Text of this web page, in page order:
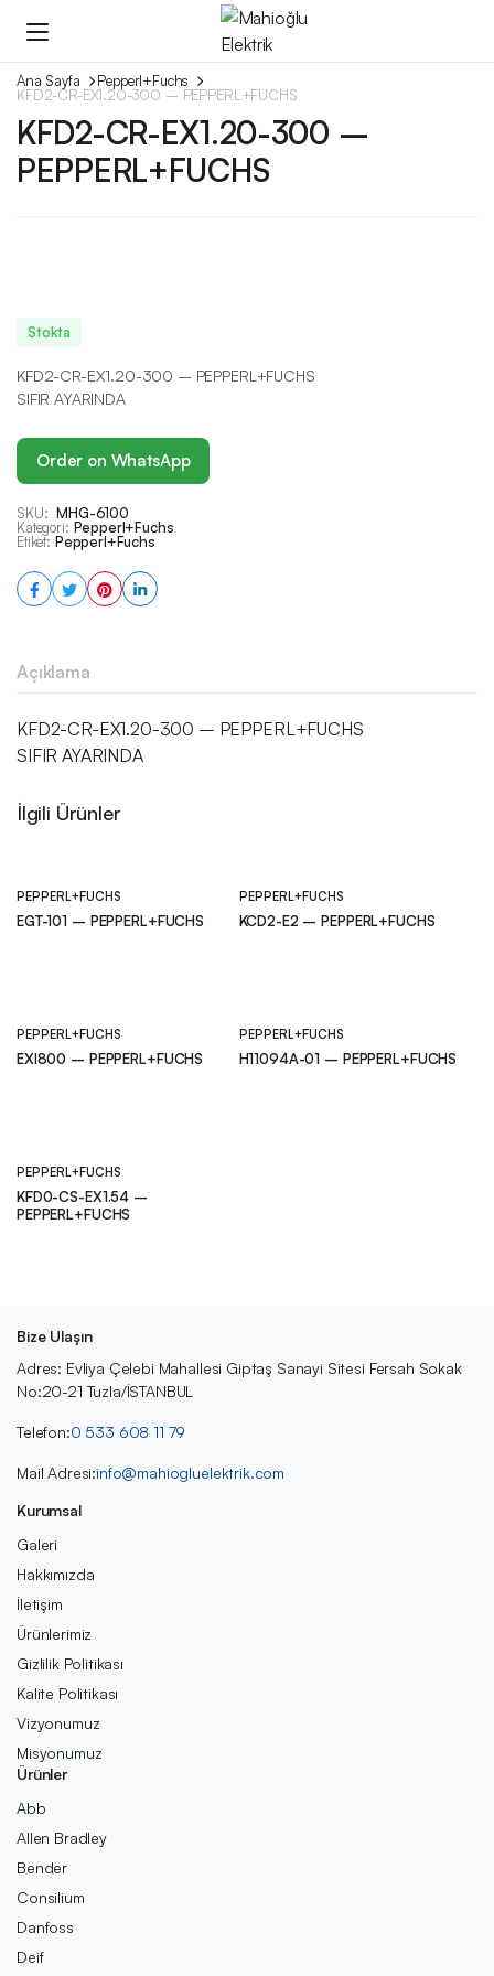
Ana Sayfa
Pepperl+Fuchs
KFD2-CR-EX1.20-300 – PEPPERL+FUCHS
KFD2-CR-EX1.20-300 –
PEPPERL+FUCHS
Stokta
KFD2-CR-EX1.20-300 – PEPPERL+FUCHS
SIFIR AYARINDA
Order on WhatsApp
SKU: MHG-6100
Kategori: Pepperl+Fuchs
Etiket: Pepperl+Fuchs
Açıklama
KFD2-CR-EX1.20-300 – PEPPERL+FUCHS
SIFIR AYARINDA
İlgili Ürünler
PEPPERL+FUCHS
EGT-101 – PEPPERL+FUCHS
PEPPERL+FUCHS
KCD2-E2 – PEPPERL+FUCHS
PEPPERL+FUCHS
EXI800 – PEPPERL+FUCHS
PEPPERL+FUCHS
H11094A-01 – PEPPERL+FUCHS
PEPPERL+FUCHS
KFD0-CS-EX1.54 –
PEPPERL+FUCHS
Bize Ulaşın
Adres: Evliya Çelebi Mahallesi Giptaş Sanayi Sitesi Fersah Sokak
No:20-21 Tuzla/İSTANBUL
Telefon:0 533 608 11 79
Mail Adresi:info@mahiogluelektrik.com
Kurumsal
Galeri
Hakkımızda
İletişim
Ürünlerimiz
Gizlilik Politikası
Kalite Politikası
Vizyonumuz
Misyonumuz
Ürünler
Abb
Allen Bradley
Bender
Consilium
Danfoss
Deif